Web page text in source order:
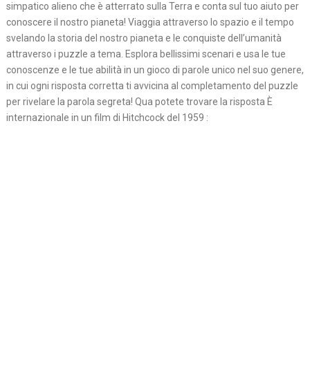
simpatico alieno che è atterrato sulla Terra e conta sul tuo aiuto per
conoscere il nostro pianeta! Viaggia attraverso lo spazio e il tempo
svelando la storia del nostro pianeta e le conquiste dell’umanità
attraverso i puzzle a tema. Esplora bellissimi scenari e usa le tue
conoscenze e le tue abilità in un gioco di parole unico nel suo genere,
in cui ogni risposta corretta ti avvicina al completamento del puzzle
per rivelare la parola segreta! Qua potete trovare la risposta È
internazionale in un film di Hitchcock del 1959 :